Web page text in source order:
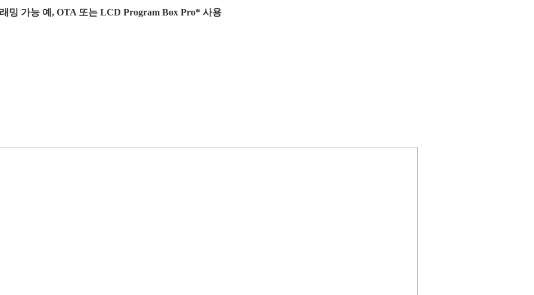
밍 가능 예, OTA 또는 LCD Program Box Pro* 사용